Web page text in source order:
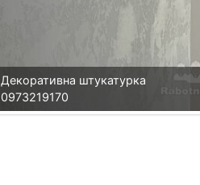
Декоративна штукатурка
0973219170